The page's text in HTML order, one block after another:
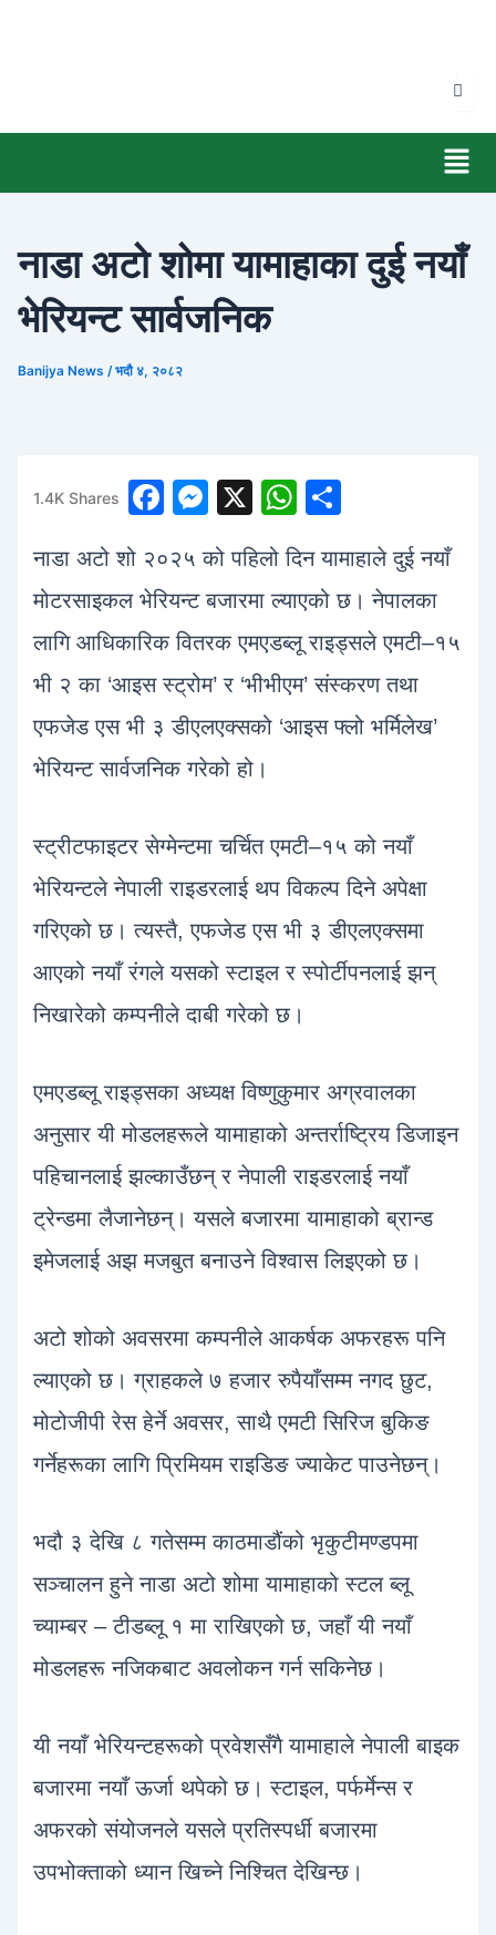
नाडा अटो शोमा यामाहाका दुई नयाँ
भेरियन्ट सार्वजनिक
Banijya News /भदौ ४, २०८२
1.4K Shares
F
c
e
b
o
o
k
M
s
s
e
n
g
er
X
W
at
s
A
p
p
ar
e
नाडा अटो शो २०२५ को पहिलो दिन यामाहाले दुई नयाँ
मोटरसाइकल भेरियन्ट बजारमा ल्याएको छ। नेपालका
लागि आधिकारिक वितरक एमएडब्लू राइड्सले एमटी–१५
भी २ का ‘आइस स्ट्रोम’ र ‘भीभीएम’ संस्करण तथा
एफजेड एस भी ३ डीएलएक्सको ‘आइस फ्लो भर्मिलेख’
भेरियन्ट सार्वजनिक गरेको हो।
स्ट्रीटफाइटर सेग्मेन्टमा चर्चित एमटी–१५ को नयाँ
भेरियन्टले नेपाली राइडरलाई थप विकल्प दिने अपेक्षा
गरिएको छ। त्यस्तै, एफजेड एस भी ३ डीएलएक्समा
आएको नयाँ रंगले यसको स्टाइल र स्पोर्टीपनलाई झन्
निखारेको कम्पनीले दाबी गरेको छ।
एमएडब्लू राइड्सका अध्यक्ष विष्णुकुमार अग्रवालका
अनुसार यी मोडलहरूले यामाहाको अन्तर्राष्ट्रिय डिजाइन
पहिचानलाई झल्काउँछन् र नेपाली राइडरलाई नयाँ
ट्रेन्डमा लैजानेछन्। यसले बजारमा यामाहाको ब्रान्ड
इमेजलाई अझ मजबुत बनाउने विश्वास लिइएको छ।
अटो शोको अवसरमा कम्पनीले आकर्षक अफरहरू पनि
ल्याएको छ। ग्राहकले ७ हजार रुपैयाँसम्म नगद छुट,
मोटोजीपी रेस हेर्ने अवसर, साथै एमटी सिरिज बुकिङ
गर्नेहरूका लागि प्रिमियम राइडिङ ज्याकेट पाउनेछन्।
भदौ ३ देखि ८ गतेसम्म काठमाडौंको भृकुटीमण्डपमा
सञ्चालन हुने नाडा अटो शोमा यामाहाको स्टल ब्लू
च्याम्बर – टीडब्लू १ मा राखिएको छ, जहाँ यी नयाँ
मोडलहरू नजिकबाट अवलोकन गर्न सकिनेछ।
यी नयाँ भेरियन्टहरूको प्रवेशसँगै यामाहाले नेपाली बाइक
बजारमा नयाँ ऊर्जा थपेको छ। स्टाइल, पर्फर्मेन्स र
अफरको संयोजनले यसले प्रतिस्पर्धी बजारमा
उपभोक्ताको ध्यान खिच्ने निश्चित देखिन्छ।